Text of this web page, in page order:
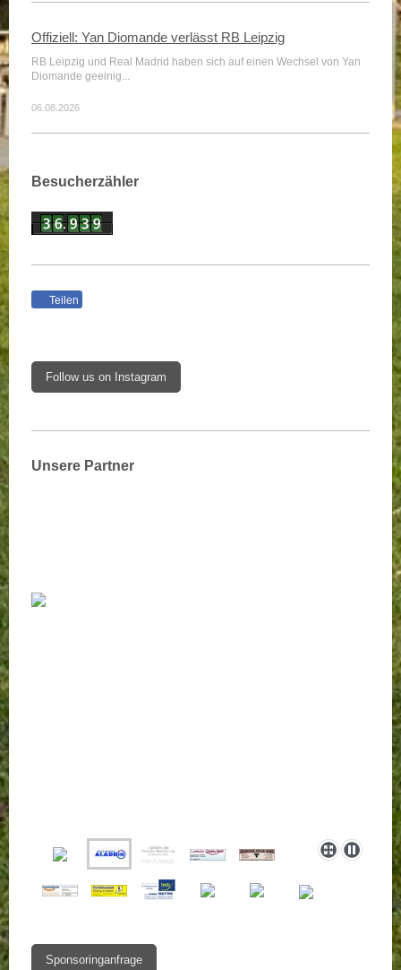
Offiziell: Yan Diomande verlässt RB Leipzig
RB Leipzig und Real Madrid haben sich auf einen Wechsel von Yan
Diomande geeinig...
06.08.2026
Besucherzähler
Teilen
Follow us on Instagram
Unsere Partner
Sponsoringanfrage